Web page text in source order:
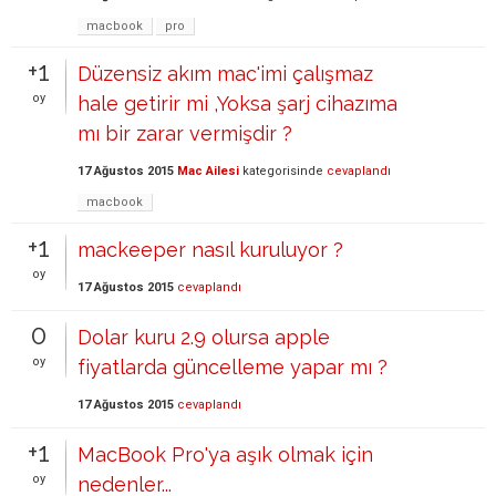
macbook pro
+1
oy
Düzensiz akım mac'imi çalışmaz
hale getirir mi ,Yoksa şarj cihazıma
mı bir zarar vermişdir ?
17 Ağustos 2015 Mac Ailesi kategorisinde cevaplandı
macbook
+1
oy
mackeeper nasıl kuruluyor ?
17 Ağustos 2015 cevaplandı
0
oy
Dolar kuru 2.9 olursa apple
fiyatlarda güncelleme yapar mı ?
17 Ağustos 2015 cevaplandı
+1
oy
MacBook Pro'ya aşık olmak için
nedenler...